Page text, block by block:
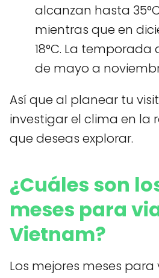
alcanzan hasta
mientras que en
18°C. La
de mayo a
Así que al planear tu
investigar el clima en la
que deseas explorar.
¿Cuáles son
meses para
Vietnam?
Los mejores meses